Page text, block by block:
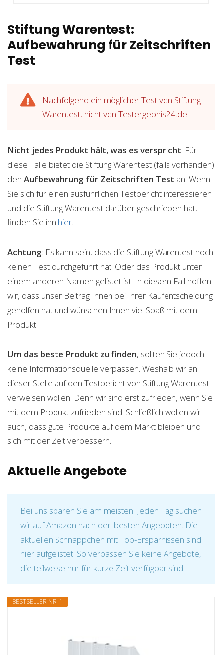
Stiftung Warentest:
Aufbewahrung für Zeitschriften
Test
Nachfolgend ein möglicher Test von Stiftung
Warentest, nicht von Testergebnis24.de.
Nicht jedes Produkt hält, was es verspricht. Für
diese Fälle bietet die Stiftung Warentest (falls vorhanden)
den Aufbewahrung für Zeitschriften Test an. Wenn
Sie sich für einen ausführlichen Testbericht interessieren
und die Stiftung Warentest darüber geschrieben hat,
finden Sie ihn hier.
Achtung: Es kann sein, dass die Stiftung Warentest noch
keinen Test durchgeführt hat. Oder das Produkt unter
einem anderen Namen gelistet ist. In diesem Fall hoffen
wir, dass unser Beitrag Ihnen bei Ihrer Kaufentscheidung
geholfen hat und wünschen Ihnen viel Spaß mit dem
Produkt.
Um das beste Produkt zu finden, sollten Sie jedoch
keine Informationsquelle verpassen. Weshalb wir an
dieser Stelle auf den Testbericht von Stiftung Warentest
verweisen wollen. Denn wir sind erst zufrieden, wenn Sie
mit dem Produkt zufrieden sind. Schließlich wollen wir
auch, dass gute Produkte auf dem Markt bleiben und
sich mit der Zeit verbessern.
Aktuelle Angebote
Bei uns sparen Sie am meisten! Jeden Tag suchen
wir auf Amazon nach den besten Angeboten. Die
aktuellen Schnäppchen mit Top-Ersparnissen sind
hier aufgelistet. So verpassen Sie keine Angebote,
die teilweise nur für kurze Zeit verfügbar sind.
BESTSELLER NR. 1